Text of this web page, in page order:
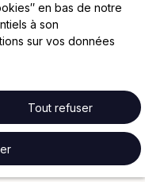
en bas de notre
à son
sur vos données
Tout refuser